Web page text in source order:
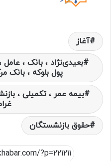
آغاز
بعیدی‌نژاد ، بانک‌ ، عامل
پول بلوکه ، بانک
بیمه عمر ، تکمیلی ،
حقوق بازنشستگان